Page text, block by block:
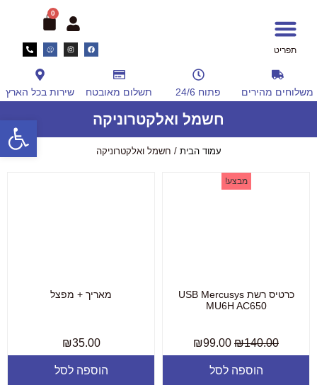
תפריט
0
משלוחים מהירים פתוח 24/6 תשלום מאובטח שירות בכל הארץ
חשמל ואלקטרוניקה
עמוד הבית / חשמל ואלקטרוניקה
מבצע!
כרטיס רשת USB Mercusys
MU6H AC650
₪140.00
₪99.00
הוספה לסל
מאריך + מפצל
₪35.00
הוספה לסל
פתח